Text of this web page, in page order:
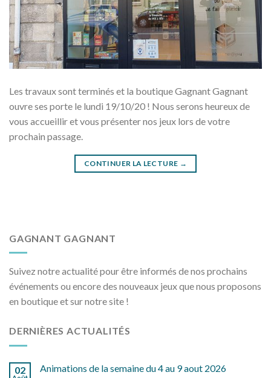
Les travaux sont terminés et la boutique Gagnant Gagnant
ouvre ses porte le lundi 19/10/20 ! Nous serons heureux de
vous accueillir et vous présenter nos jeux lors de votre
prochain passage.
CONTINUER LA LECTURE →
GAGNANT GAGNANT
Suivez notre actualité pour être informés de nos prochains
événements ou encore des nouveaux jeux que nous proposons
en boutique et sur notre site !
DERNIÈRES ACTUALITÉS
02 Animations de la semaine du 4 au 9 aout 2026